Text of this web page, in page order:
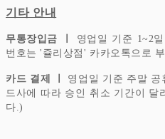
기타 안내
무통장입금 ㅣ 영업일 기준 1~2
번호는 '쥴리상점' 카카오톡으로
카드 결제 ㅣ 영업일 기준 주말 공
드사에 따라 승인 취소 기간이 달
다.)